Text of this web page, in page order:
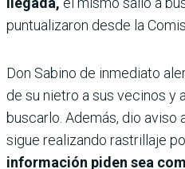
puntualizaron desde la
Don Sabino de inmediato
de su nietro a sus vecinos y
buscarlo. Además, dio aviso
sigue realizando rastrillaje
información piden sea